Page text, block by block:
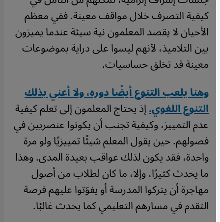
كيفية التصرف خلال مواقف معينة. ففي معظم
الأحيان لا يقصد المعلمون نية سيئة عندما يميزون
بين التلاميذ، لأنهم ليسوا على دراية بموضوعات
معينة قد تخلق حساسيات.
وهنا يلعب التنوع أيضًا دوره، ولا أعني بذلك
التنوع اللغوي.إذ يحتاج المعلمون إلى تعلم كيفية
عدم التمييز، وكيفية تجنب أن يكونوا عنصريين في
فصولهم. حين يقول المعلم شيئًا تمييزيًا ولو مرة
واحدة، فقد يكون لذلك عواقب بعيدة المدى. وهذا
ما يحدث كثيرًا، وإلا، ما كان لطلاب من أصول
مهاجرة أن يتركوا المدرسة أو يفوّتوا عليهم فرصة
التقدم في مسارهم التعليمي كما يحدث غالبًا.